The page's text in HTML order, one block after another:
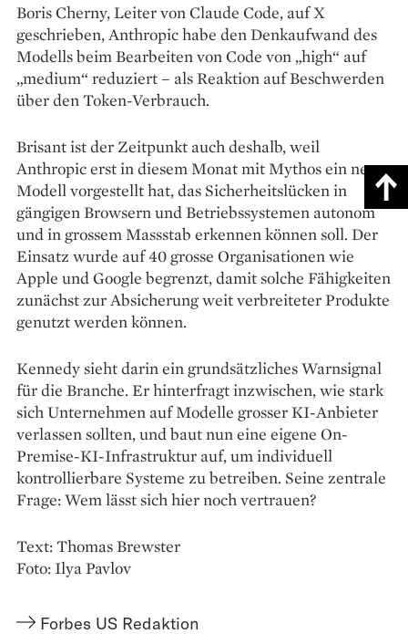
Boris Cherny, Leiter von Claude Code, auf X
geschrieben, Anthropic habe den Denkaufwand des
Modells beim Bearbeiten von Code von „high“ auf
„medium“ reduziert – als Reaktion auf Beschwerden
über den Token-Verbrauch.
Brisant ist der Zeitpunkt auch deshalb, weil
Anthropic erst in diesem Monat mit Mythos ein neues
Modell vorgestellt hat, das Sicherheitslücken in
gängigen Browsern und Betriebssystemen autonom
und in grossem Massstab erkennen können soll. Der
Einsatz wurde auf 40 grosse Organisationen wie
Apple und Google begrenzt, damit solche Fähigkeiten
zunächst zur Absicherung weit verbreiteter Produkte
genutzt werden können.
Kennedy sieht darin ein grundsätzliches Warnsignal
für die Branche. Er hinterfragt inzwischen, wie stark
sich Unternehmen auf Modelle grosser KI-Anbieter
verlassen sollten, und baut nun eine eigene On-
Premise-KI-Infrastruktur auf, um individuell
kontrollierbare Systeme zu betreiben. Seine zentrale
Frage: Wem lässt sich hier noch vertrauen?
Text: Thomas Brewster
Foto: Ilya Pavlov
Forbes US Redaktion